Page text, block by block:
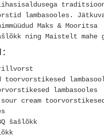
lihasisaldusega
lambasooles.
Maks & Mooritsa
ning Maistelt
toorvorstikesed
lambasooles
sour cream toorvorstikesed
šašlõkk